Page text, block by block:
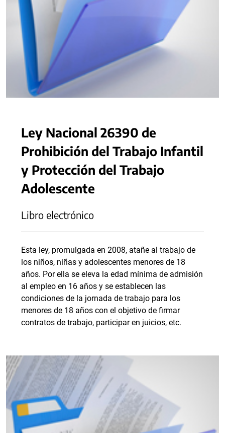
Ley Nacional 26390 de
Prohibición del Trabajo Infantil
y Protección del Trabajo
Adolescente
Libro electrónico
Esta ley, promulgada en 2008, atañe al trabajo de
los niños, niñas y adolescentes menores de 18
años. Por ella se eleva la edad mínima de admisión
al empleo en 16 años y se establecen las
condiciones de la jornada de trabajo para los
menores de 18 años con el objetivo de firmar
contratos de trabajo, participar en juicios, etc.